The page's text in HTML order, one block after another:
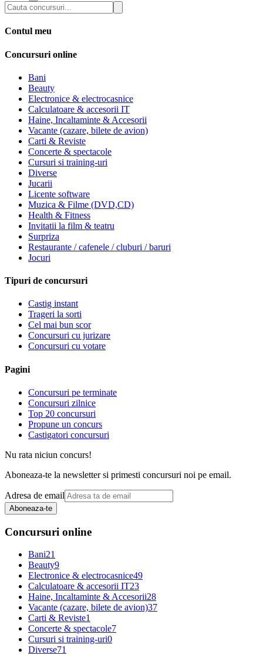
Contul meu
Concursuri online
Bani
Beauty
Electronice & electrocasnice
Calculatoare & accesorii IT
Haine, Incaltaminte & Accesorii
Vacante (cazare, bilete de avion)
Carti & Reviste
Concerte & spectacole
Cursuri si training-uri
Diverse
Jucarii
Licente software
Muzica & Filme (DVD,CD)
Health & Fitness
Invitatii la film & teatru
Surpriza
Restaurante / cafenele / cluburi / baruri
Jocuri
Tipuri de concursuri
Castig instant
Trageri la sorti
Cel mai bun scor
Concursuri cu jurizare
Concursuri cu votare
Pagini
Concursuri pe terminate
Concursuri zilnice
Top 20 concursuri
Propune un concurs
Castigatori concursuri
Nu rata niciun concurs!
Aboneaza-te la newsletter si primesti concursuri noi pe email.
Adresa de email
Aboneaza-te
Concursuri online
Bani21
Beauty9
Electronice & electrocasnice49
Calculatoare & accesorii IT23
Haine, Incaltaminte & Accesorii28
Vacante (cazare, bilete de avion)37
Carti & Reviste1
Concerte & spectacole7
Cursuri si training-uri0
Diverse71